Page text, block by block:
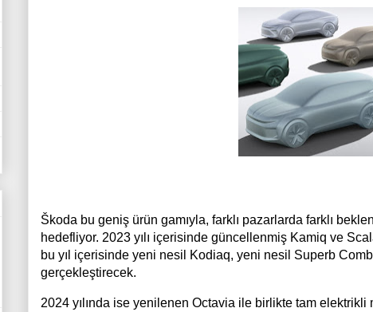
Škoda bu geniş ürün gamıyla, farklı pazarlarda farklı
hedefliyor. 2023 yılı içerisinde güncellenmiş Kamiq ve
bu yıl içerisinde yeni nesil Kodiaq, yeni nesil Superb
gerçekleştirecek.
2024 yılında ise yenilenen Octavia ile birlikte tam elektrikli